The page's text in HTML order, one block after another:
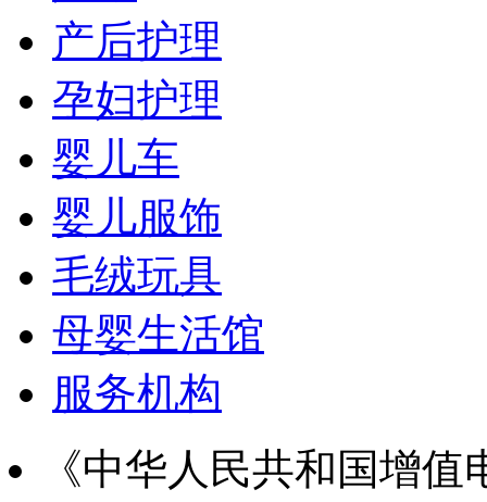
产后护理
孕妇护理
婴儿车
婴儿服饰
毛绒玩具
母婴生活馆
服务机构
《中华人民共和国增